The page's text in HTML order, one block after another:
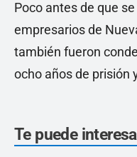
Poco antes de que
empresarios de
también fueron
ocho años de prisión
Te puede